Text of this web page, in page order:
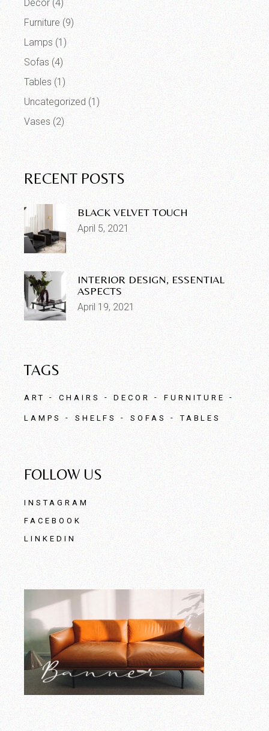
Decor (4)
Furniture (9)
Lamps(1)
Sofas(4)
Tables(1)
Uncategorized (1)
Vases (2)
RECENT POSTS
BLACK VELVET TOUCH
April 5, 2021
INTERIOR DESIGN, ESSENTIAL
ASPECTS
April 19, 2021
TAGS
ART CHAIRS DECOR FURNITURE
LAMPS SHELFS SOFAS TABLES
FOLLOW US
INSTAGRAM
FACEBOOK
LINKEDIN